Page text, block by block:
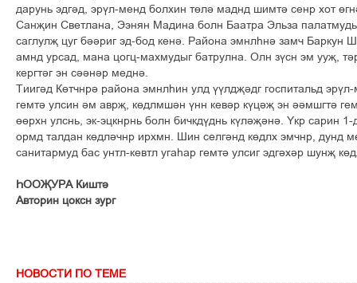
дарунь эдгід, эрўл-менд болхин тґлі маднд шимті сенр хот
Санљин Светлана, Ээнян Мадина болн Баатра Эльза
саглулљ цуг бііриг эд-бод кені. Района эмнлєні замч Баркун
амнд урсад, мана цогц-махмудыг батрулна. Олн зўсн эм ууљ,
кергтіг эн сіінір медні.
Тиигід Кґтчнрі района эмнлєин улд ўўлдљідг госпитальд
гемті улсин ім аврљ, кґдлмшін ўнн кевір кўціљ эн іімшгті
ґґрхн улснь, эк-эцкнрнь болн бичкдўднь кўліљіні. Ўкр сарин 1-
ормд талдан кґдлічнр ирхмн. Шин селгінд кґдлх эмчнр, дунд
санитармуд бас унтл-кевтл угаєар гемті улсиг эдгіхір шунљ
ЄООЉУРА Кишті
Авторин цоксн зург
НОВОСТИ ПО ТЕМЕ